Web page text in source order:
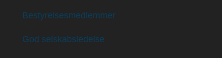
Bestyrelsesmedlemmer
God selskabsledelse